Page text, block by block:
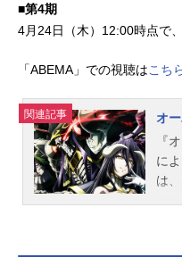
■第4期
4月24日（木）12:00時点で
「ABEMA」での視聴はこち
関連記事
オ
『
に
は